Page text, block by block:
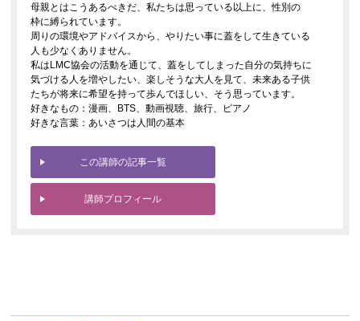
母親とはこうあるべきだ、私たちは思っている以上に、性別の
枠に縛られています。
周りの環境やアドバイスから、やりたい事に蓋をして生きている
人も少なくありません。
私はLMC協会の活動を通じて、蓋をしてしまった自分の気持ちに
気づける人を増やしたい、楽しそうな大人を見て、未来ある子供
たちが将来に希望を持って歩んでほしい、そう思っています。
好きなもの：漫画、BTS、動画視聴、旅行、ピアノ
好きな言葉：あいさつは人間の基本
この講師の記事一覧
講師プロフィール